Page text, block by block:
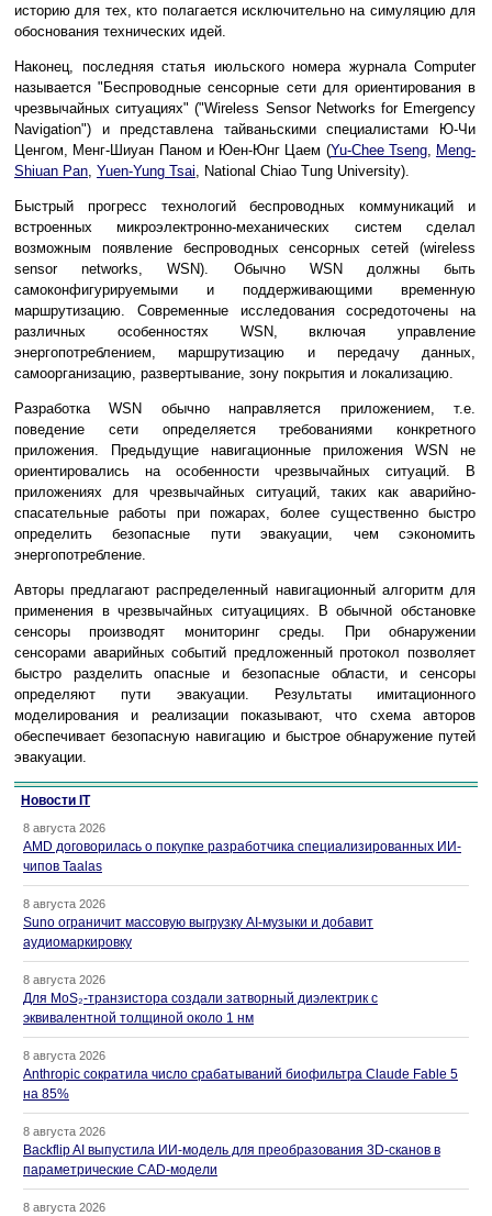
историю для тех, кто полагается исключительно на симуляцию для
обоснования технических идей.
Наконец, последняя статья июльского номера журнала Computer
называется "Беспроводные сенсорные сети для ориентирования в
чрезвычайных ситуациях" ("Wireless Sensor Networks for Emergency
Navigation") и представлена тайваньскими специалистами Ю-Чи
Ценгом, Менг-Шиуан Паном и Юен-Юнг Цаем (Yu-Chee Tseng, Meng-
Shiuan Pan, Yuen-Yung Tsai, National Chiao Tung University).
Быстрый прогресс технологий беспроводных коммуникаций и
встроенных микроэлектронно-механических систем сделал
возможным появление беспроводных сенсорных сетей (wireless
sensor networks, WSN). Обычно WSN должны быть
самоконфигурируемыми и поддерживающими временную
маршрутизацию. Современные исследования сосредоточены на
различных особенностях WSN, включая управление
энергопотреблением, маршрутизацию и передачу данных,
самоорганизацию, развертывание, зону покрытия и локализацию.
Разработка WSN обычно направляется приложением, т.е.
поведение сети определяется требованиями конкретного
приложения. Предыдущие навигационные приложения WSN не
ориентировались на особенности чрезвычайных ситуаций. В
приложениях для чрезвычайных ситуаций, таких как аварийно-
спасательные работы при пожарах, более существенно быстро
определить безопасные пути эвакуации, чем сэкономить
энергопотребление.
Авторы предлагают распределенный навигационный алгоритм для
применения в чрезвычайных ситуацициях. В обычной обстановке
сенсоры производят мониторинг среды. При обнаружении
сенсорами аварийных событий предложенный протокол позволяет
быстро разделить опасные и безопасные области, и сенсоры
определяют пути эвакуации. Результаты имитационного
моделирования и реализации показывают, что схема авторов
обеспечивает безопасную навигацию и быстрое обнаружение путей
эвакуации.
Новости IT
8 августа 2026
AMD договорилась о покупке разработчика специализированных ИИ-
чипов Taalas
8 августа 2026
Suno ограничит массовую выгрузку AI-музыки и добавит
аудиомаркировку
8 августа 2026
Для MoS₂-транзистора создали затворный диэлектрик с
эквивалентной толщиной около 1 нм
8 августа 2026
Anthropic сократила число срабатываний биофильтра Claude Fable 5
на 85%
8 августа 2026
Backflip AI выпустила ИИ-модель для преобразования 3D-сканов в
параметрические CAD-модели
8 августа 2026